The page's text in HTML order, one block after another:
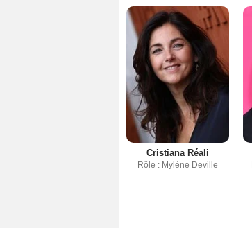
Cristiana Réali
Rôle : Mylène Deville